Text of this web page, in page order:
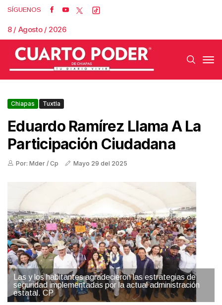
SÍGUENOS
8 / Agosto / 2026
Chiapas Tuxtla
Eduardo Ramírez Llama A La
Participación Ciudadana
Por: Mder / Cp Mayo 29 del 2025
Las y los habitantes agradecieron las estrategias de
seguridad implementadas por la actual administración
estatal. CP